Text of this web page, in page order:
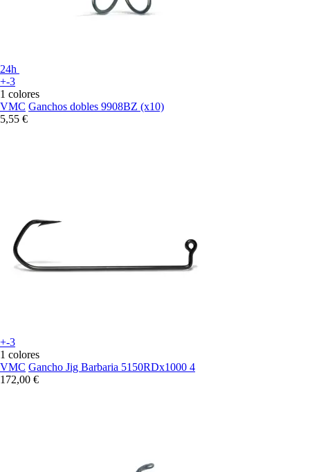
24h
+-3
1 colores
VMC Ganchos dobles 9908BZ (x10)
5,55 €
+-3
1 colores
VMC Gancho Jig Barbaria 5150RDx1000 4
172,00 €